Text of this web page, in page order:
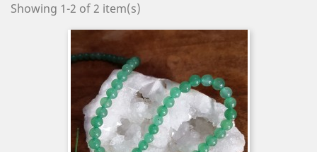
Showing 1-2 of 2 item(s)